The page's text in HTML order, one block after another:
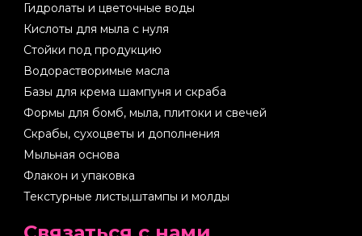
Гидролаты и цветочные воды
Кислоты для мыла с нуля
Стойки под продукцию
Водорастворимые масла
Базы для крема шампуня и скраба
Формы для бомб, мыла, плитоки и свечей
Скрабы, сухоцветы и дополнения
Мыльная основа
Флакон и упаковка
Текстурные листы,штампы и молды